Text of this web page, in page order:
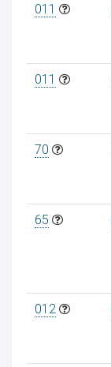
011
011
70
65
012